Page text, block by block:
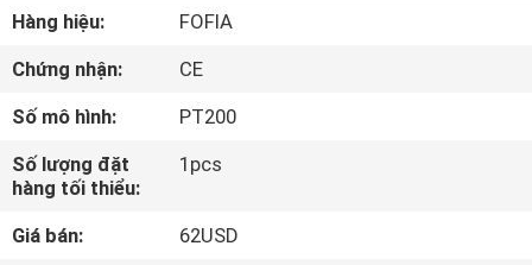
VIDEO
VỀ
CHÚNG
TÔI
Hàng hiệu:
FOFIA
Chứng nhận:
CE
Số mô hình:
PT200
Số lượng đặt
hàng tối thiểu:
1pcs
Giá bán:
62USD